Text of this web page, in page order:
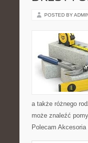
POSTED BY
a także różnego
może znaleźć
Polecam